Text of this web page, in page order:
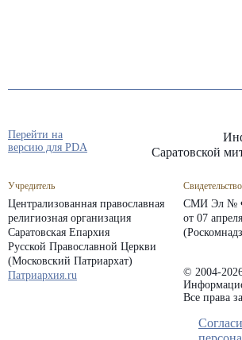
Саратовской
Учредитель
Централизованная православная
религиозная организация
Саратовская Епархия
Русской Православной Церкви
(Московский Патриархат)
Патриархия.ru
СМИ Эл №
от 07
© 2004-
Все права
Перейти на
версию для PDA